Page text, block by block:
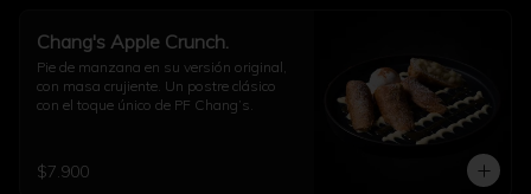
Chang's Apple Crunch.
Pie de manzana en su versión original,
con masa crujiente. Un postre clásico
con el toque único de PF Chang’s.
$7.900